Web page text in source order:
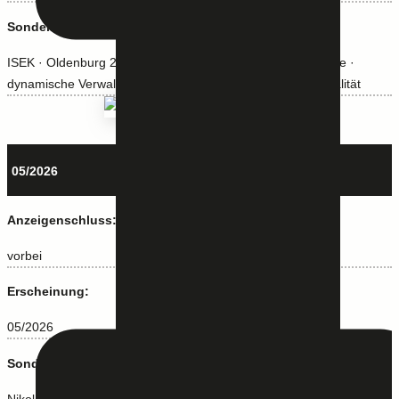
Sonderthemen:
ISEK · Oldenburg 2050 · Wir-Kultur · Gesundheit und Pflege ·
dynamische Verwaltung · Bildung · Wirtschaft · Klimaneutralität
05/2026
Anzeigenschluss:
vorbei
Erscheinung:
05/2026
Sonderthemen: